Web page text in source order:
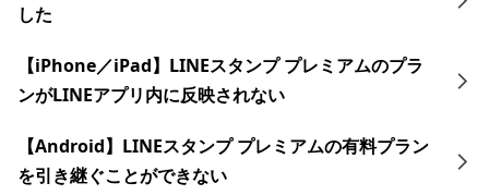
した
【iPhone／iPad】LINEスタンプ プレミアムのプラ
ンがLINEアプリ内に反映されない
【Android】LINEスタンプ プレミアムの有料プラン
を引き継ぐことができない